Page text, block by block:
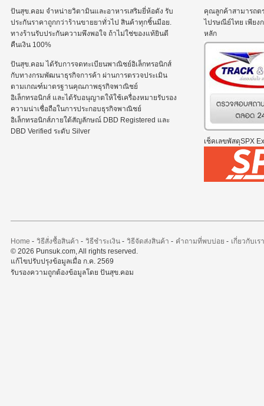
ปันสุข.คอม จำหน่ายวิตามินและอาหารเสริมยี่ห้อดัง รับ
ประกันราคาถูกกว่าร้านขายยาทั่วไป สินค้าทุกชิ้นมีอย.
ทางร้านรับประกันความพึงพอใจ ถ้าไม่ใช่ของแท้ยินดี
คืนเงิน 100%
ปันสุข.คอม ได้รับการจดทะเบียนพาณิชย์อิเล็กทรอนิกส์
กับทางกรมพัฒนาธุรกิจการค้า ผ่านการตรวจประเมิน
ตามเกณฑ์มาตรฐานคุณภาพธุรกิจพาณิชย์
อิเล็กทรอนิกส์ และได้รับอนุญาตให้ใช้เครื่องหมายรับรอง
ความน่าเชื่อถือในการประกอบธุรกิจพาณิชย์
อิเล็กทรอนิกส์ภายใต้สัญลักษณ์ DBD Registered และ
DBD Verified ระดับ Silver
คุณลูกค้าสามารถต
ไปรษณีย์ไทย เพียง
หลัก
เช็คเลขพัสดุSPX
Home - วิธีสั่งซื้อสินค้า - วิธีชำระเงิน- วิธีจัดส่งสินค้า - คำถามที่พบบ่อย - เกี่ยวกับเรา
© 2026 Punsuk.com, All rights reserved.
แก้ไขปรับปรุงข้อมูลเมื่อ ก.ค. 2569
รับรองความถูกต้องข้อมูลโดย ปันสุข.คอม